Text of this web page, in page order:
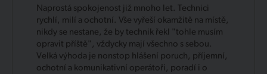
Naprostá spokojenost již mnoho let. Technici
rychlí, milí a ochotní. Vše vyřeší okamžitě na místě,
nikdy se nestane, že by technik řekl "tohle musím
opravit příště", vždycky mají všechno s sebou.
Velká výhoda je nonstop hlášení poruch, příjemní,
ochotní a komunikativní operátoři, poradí i o